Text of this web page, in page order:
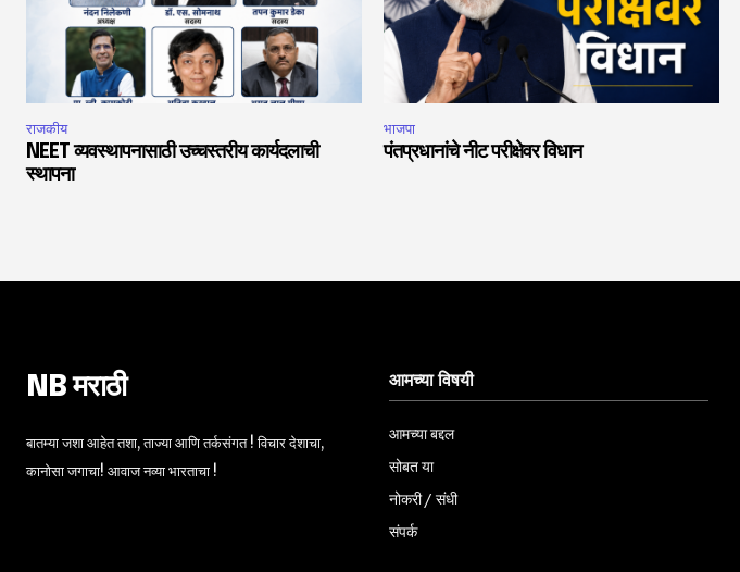
राजकीय
NEET व्यवस्थापनासाठी उच्चस्तरीय कार्यदलाची
स्थापना
भाजपा
पंतप्रधानांचे नीट परीक्षेवर विधान
NB मराठी
बातम्या जशा आहेत तशा, ताज्या आणि तर्कसंगत ! विचार देशाचा,
कानोसा जगाचा! आवाज नव्या भारताचा !
आमच्या विषयी
आमच्या बद्दल
सोबत या
नोकरी / संधी
संपर्क